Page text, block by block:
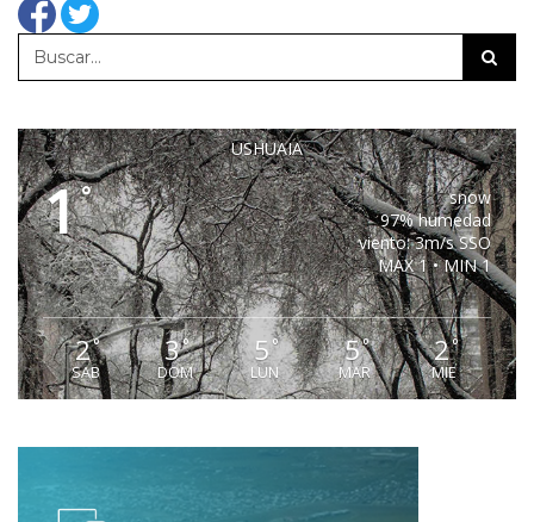
USHUAIA
1°
snow
97% humedad
viento: 3m/s SSO
MAX 1 • MIN 1
2°
SAB
3°
DOM
5°
LUN
5°
MAR
2°
MIE